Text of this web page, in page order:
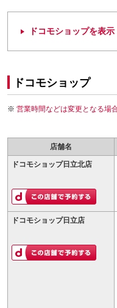
ドコモショップを表示
ドコモショップ
営業時間などは変更となる場
店舗名
ドコモショップ日立北店
ドコモショップ日立店